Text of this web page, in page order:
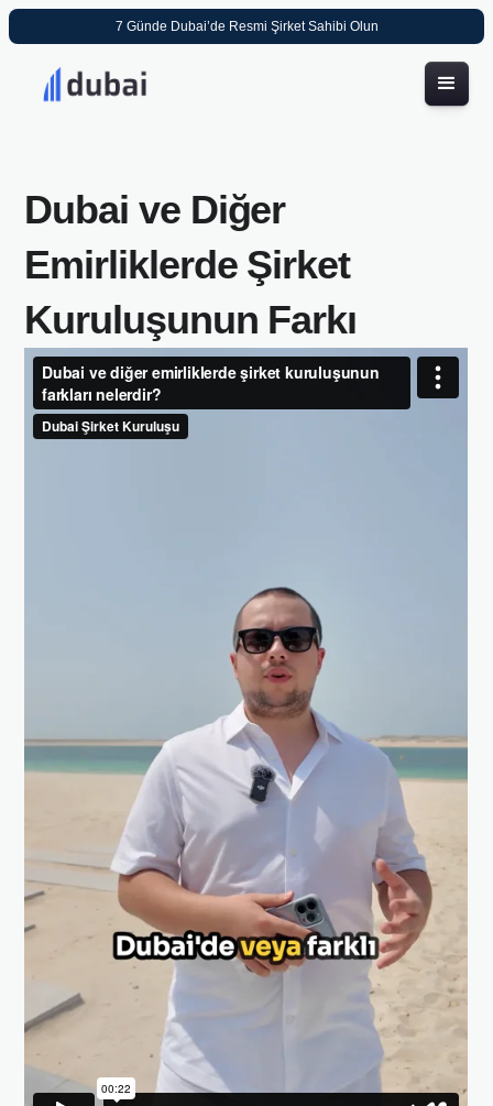
7 Günde Dubai’de Resmi Şirket Sahibi Olun
Dubai ve Diğer
Emirliklerde Şirket
Kuruluşunun Farkı